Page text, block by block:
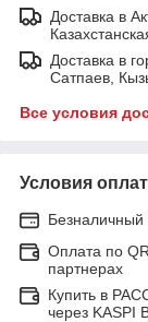
Доставка в
Доставка в
Сатпаев,
Все условия
Условия
Оплата по
партнерах
Купить в
через KASPI